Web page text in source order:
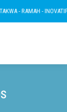
- RAMAH -